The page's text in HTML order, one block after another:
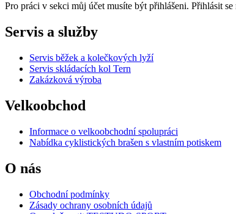
Pro práci v sekci můj účet musíte být přihlášeni. Přihlásit se
Servis a služby
Servis běžek a kolečkových lyží
Servis skládacích kol Tern
Zakázková výroba
Velkoobchod
Informace o velkoobchodní spolupráci
Nabídka cyklistických brašen s vlastním potiskem
O nás
Obchodní podmínky
Zásady ochrany osobních údajů